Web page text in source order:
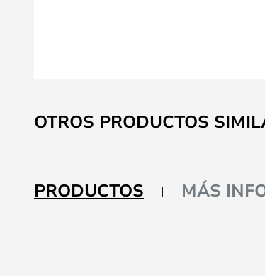
al
comienzo
galería
de
OTROS PRODUCTOS
PRODUCTOS MÁS